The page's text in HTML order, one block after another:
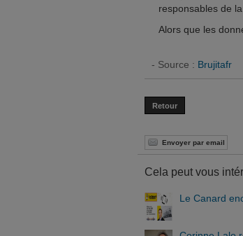
responsables de
Alors que les
- Source : Brujitafr
Retour
Envoyer par email
Cela peut vous
Le Canard